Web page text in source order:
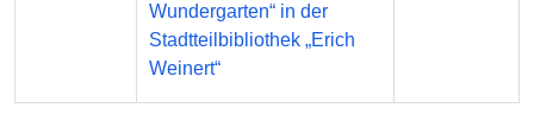
Wundergarten“ in der
Stadtteilbibliothek „Erich
Weinert“